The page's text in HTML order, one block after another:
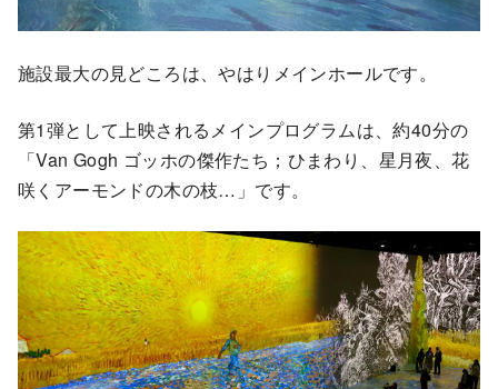
施設最大の見どころは、やはりメインホールです。
第1弾として上映されるメインプログラムは、約40分の
「Van Gogh ゴッホの傑作たち；ひまわり、星月夜、花
咲くアーモンドの木の枝…」です。